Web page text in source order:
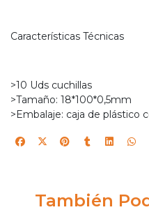
Características Técnicas
>10 Uds cuchillas
>Tamaño: 18*100*0,5mm
>Embalaje: caja de plástico
También